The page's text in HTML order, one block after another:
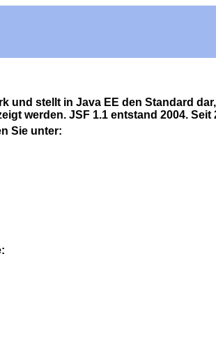
stellt in Java EE den Standard
werden. JSF 1.1 entstand 2004. Seit
Sie unter: